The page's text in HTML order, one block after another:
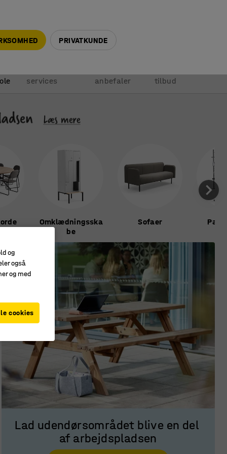
services
anbefaler
tilbud
Omklædningsska
be
Sofaer
Lad udendørsområdet blive en del
af arbejdspladsen
PRIVATKUNDE
og
også
og med
cookies